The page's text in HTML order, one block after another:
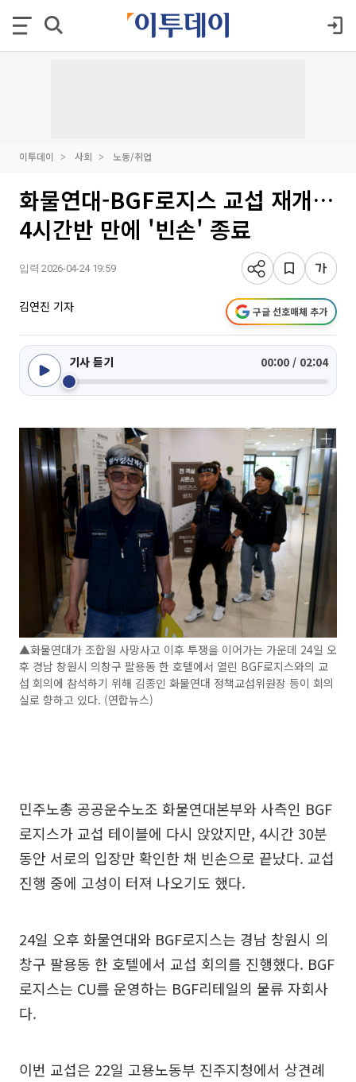
이투데이 사회 노동/취업
화물연대-BGF로지스 교섭 재개…
4시간반 만에 '빈손' 종료
입력 2026-04-24 19:59
김연진 기자 구글 선호매체 추가
기사 듣기 00:00 / 02:04
▲화물연대가 조합원 사망사고 이후 투쟁을 이어가는 가운데 24일 오
후 경남 창원시 의창구 팔용동 한 호텔에서 열린 BGF로지스와의 교
섭 회의에 참석하기 위해 김종인 화물연대 정책교섭위원장 등이 회의
실로 향하고 있다. (연합뉴스)
민주노총 공공운수노조 화물연대본부와 사측인 BGF
로지스가 교섭 테이블에 다시 앉았지만, 4시간 30분
동안 서로의 입장만 확인한 채 빈손으로 끝났다. 교섭
진행 중에 고성이 터져 나오기도 했다.
24일 오후 화물연대와 BGF로지스는 경남 창원시 의
창구 팔용동 한 호텔에서 교섭 회의를 진행했다. BGF
로지스는 CU를 운영하는 BGF리테일의 물류 자회사
다.
이번 교섭은 22일 고용노동부 진주지청에서 상견례